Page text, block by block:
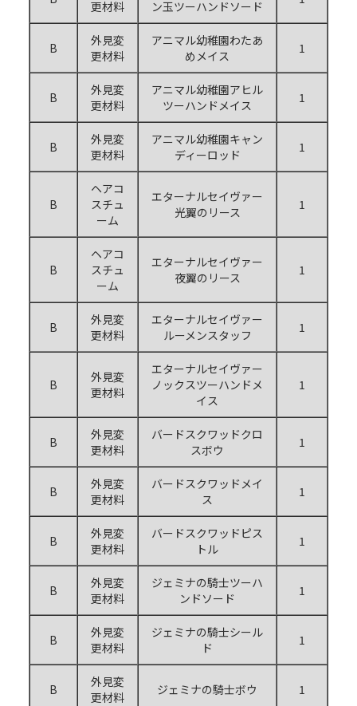
更材料
ン玉ツーハンドソード
B
外見変
更材料
アニマル幼稚園わたあ
めメイス
1
B
外見変
更材料
アニマル幼稚園アヒル
ツーハンドメイス
1
B
外見変
更材料
アニマル幼稚園キャン
ディーロッド
1
B
ヘアコ
スチュ
ーム
エターナルセイヴァー
光翼のリース
1
B
ヘアコ
スチュ
ーム
エターナルセイヴァー
夜翼のリース
1
B
外見変
更材料
エターナルセイヴァー
ルーメンスタッフ
1
B
外見変
更材料
エターナルセイヴァー
ノックスツーハンドメ
イス
1
B
外見変
更材料
バードスクワッドクロ
スボウ
1
B
外見変
更材料
バードスクワッドメイ
ス
1
B
外見変
更材料
バードスクワッドピス
トル
1
B
外見変
更材料
ジェミナの騎士ツーハ
ンドソード
1
B
外見変
更材料
ジェミナの騎士シール
ド
1
B
外見変
更材料
ジェミナの騎士ボウ 1